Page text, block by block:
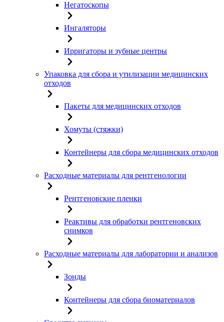
Негатоскопы
Ингаляторы
Ирригаторы и зубные центры
Упаковка для сбора и утилизации медицинских
отходов
Пакеты для медицинских отходов
Хомуты (стяжки)
Контейнеры для сбора медицинских отходов
Расходные материалы для рентгенологии
Рентгеновские пленки
Реактивы для обработки рентгеновских
снимков
Расходные материалы для лаборатории и анализов
Зонды
Контейнеры для сбора биоматериалов